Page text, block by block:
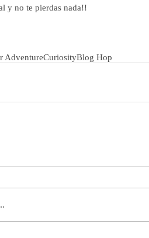
y no te pierdas nada!!
AdventureCuriosityBlog Hop